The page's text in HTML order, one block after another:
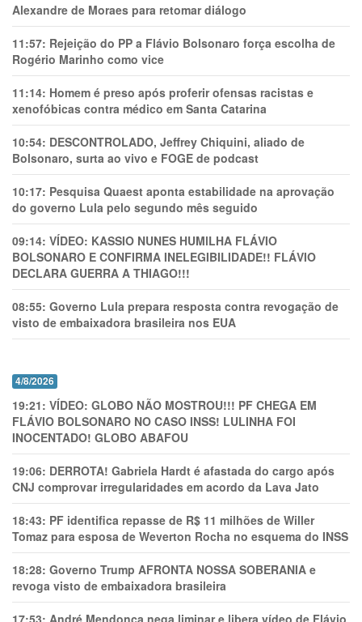
Alexandre de Moraes para retomar diálogo
11:57: Rejeição do PP a Flávio Bolsonaro força escolha de
Rogério Marinho como vice
11:14: Homem é preso após proferir ofensas racistas e
xenofóbicas contra médico em Santa Catarina
10:54: DESCONTROLADO, Jeffrey Chiquini, aliado de
Bolsonaro, surta ao vivo e FOGE de podcast
10:17: Pesquisa Quaest aponta estabilidade na aprovação
do governo Lula pelo segundo mês seguido
09:14: VÍDEO: KASSIO NUNES HUMlLHA FLÁVIO
BOLSONARO E CONFIRMA INELEGIBILIDADE!! FLÁVIO
DECLARA GUERRA A THIAGO!!!
08:55: Governo Lula prepara resposta contra revogação de
visto de embaixadora brasileira nos EUA
4/8/2026
19:21: VÍDEO: GLOBO NÃO MOSTROU!!! PF CHEGA EM
FLÁVIO BOLSONARO NO CASO INSS! LULINHA FOI
INOCENTADO! GLOBO ABAFOU
19:06: DERROTA! Gabriela Hardt é afastada do cargo após
CNJ comprovar irregularidades em acordo da Lava Jato
18:43: PF identifica repasse de R$ 11 milhões de Willer
Tomaz para esposa de Weverton Rocha no esquema do INSS
18:28: Governo Trump AFRONTA NOSSA SOBERANIA e
revoga visto de embaixadora brasileira
17:53: André Mendonça nega liminar e libera vídeo de Flávio